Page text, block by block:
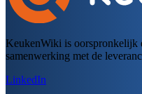
KeukenWiki is oorspronkelijk
samenwerking met de
LinkedIn